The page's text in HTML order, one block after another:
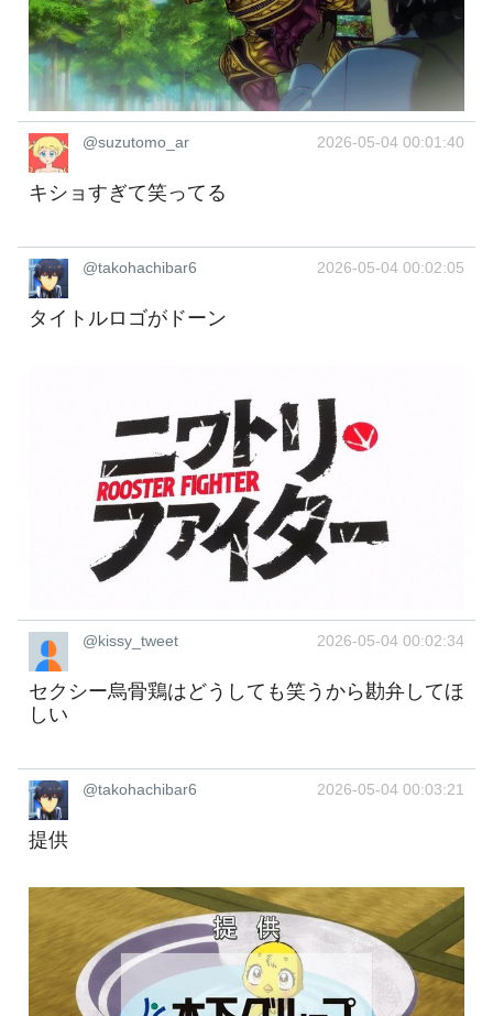
@suzutomo_ar 2026-05-04 00:01:40
キショすぎて笑ってる
@takohachibar6 2026-05-04 00:02:05
タイトルロゴがドーン
@kissy_tweet 2026-05-04 00:02:34
セクシー烏骨鶏はどうしても笑うから勘弁してほ
しい
@takohachibar6 2026-05-04 00:03:21
提供